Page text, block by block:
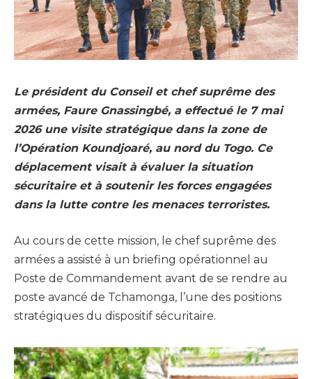
Le président du Conseil et chef suprême des
armées, Faure Gnassingbé, a effectué le 7 mai
2026 une visite stratégique dans la zone de
l’Opération Koundjoaré, au nord du Togo. Ce
déplacement visait à évaluer la situation
sécuritaire et à soutenir les forces engagées
dans la lutte contre les menaces terroristes.
Au cours de cette mission, le chef suprême des
armées a assisté à un briefing opérationnel au
Poste de Commandement avant de se rendre au
poste avancé de Tchamonga, l’une des positions
stratégiques du dispositif sécuritaire.